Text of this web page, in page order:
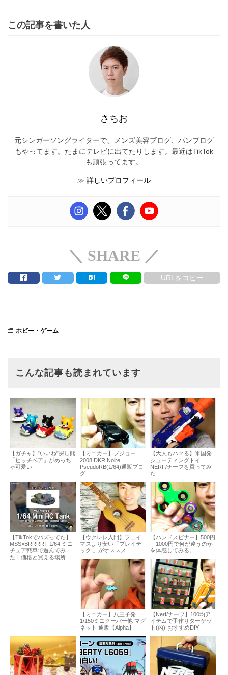
この記事を書いた人
さちお
元シンガーソングライターで、メンズ美容ブログ、パンブログ
もやってます。たまにテレビに出てたりします。最近はTikTok
も頑張ってます。
≫ 詳しいプロフィール
＼ SHARE ／
URLをコピー
ホビー・ゲーム
こんな記事も読まれています
【ガチャ】”いいね”探し熊
「ヒッチベア」がめっち
ゃ可愛い
【ミニカー】プジョー
2008 DKR Noire
PseudoRB(1/64)通販ブロ
グ
【大人もハマる】米国発
シューティングトイ
NERF/ナーフを買ってみ
た
【TikTokでバズってた】
MSS×BRRRRT 1/64 ミニ
チュア戦車で遊んでみ
た！価格と買える場所
【ウクレレ入門】フェイ
マスより安い「プレイテ
ック 」がオススメ
【ハンドスピナー】500円
→1000円で何が違うのか
を体感してみる。
【ミニカー】八王子発
1/150ミニクーパー他 マグ
ネット 通販【Alpha】
【Nerf/ナーフ】100均ア
イテムで手作りターゲッ
ト(的)-おすすめDIY